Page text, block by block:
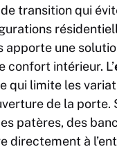
transition qui
apporte une
confort intérieur. L’
qui limite les
de la porte.
patères, des
directement à